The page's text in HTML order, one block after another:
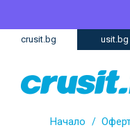
Премини
съдържание
Премини
crusit.bg usit.bg
Начало